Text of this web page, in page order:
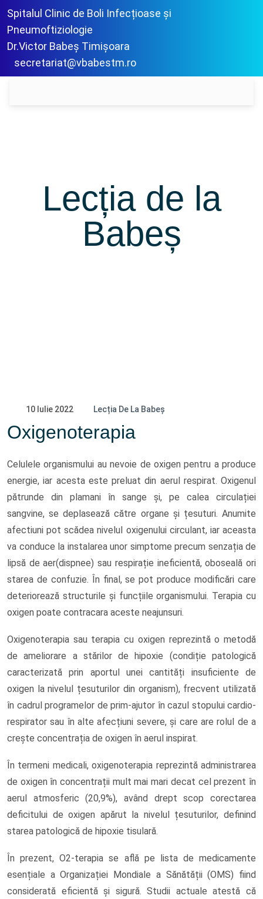
Spitalul Clinic de Boli Infecțioase și
Pneumoftiziologie
Dr.Victor Babeș Timișoara
secretariat@vbabestm.ro
Lecția de la
Babeș
10 Iulie 2022 Lecția De La Babeș
Oxigenoterapia
Celulele organismului au nevoie de oxigen pentru a produce
energie, iar acesta este preluat din aerul respirat. Oxigenul
pătrunde din plamani în sange și, pe calea circulației
sangvine, se deplasează către organe și țesuturi. Anumite
afectiuni pot scădea nivelul oxigenului circulant, iar aceasta
va conduce la instalarea unor simptome precum senzația de
lipsă de aer(dispnee) sau respirație ineficientă, oboseală ori
starea de confuzie. În final, se pot produce modificări care
deteriorează structurile și funcțiile organismului. Terapia cu
oxigen poate contracara aceste neajunsuri.
Oxigenoterapia sau terapia cu oxigen reprezintă o metodă
de ameliorare a stărilor de hipoxie (condiție patologică
caracterizată prin aportul unei cantități insuficiente de
oxigen la nivelul țesuturilor din organism), frecvent utilizată
în cadrul programelor de prim-ajutor în cazul stopului cardio-
respirator sau în alte afecțiuni severe, și care are rolul de a
crește concentrația de oxigen în aerul inspirat.
În termeni medicali, oxigenoterapia reprezintă administrarea
de oxigen în concentrații mult mai mari decat cel prezent în
aerul atmosferic (20,9%), având drept scop corectarea
deficitului de oxigen apărut la nivelul țesuturilor, definind
starea patologică de hipoxie tisulară.
În prezent, O2-terapia se află pe lista de medicamente
esențiale a Organizației Mondiale a Sănătății (OMS) fiind
considerată eficientă și sigură. Studii actuale atestă că